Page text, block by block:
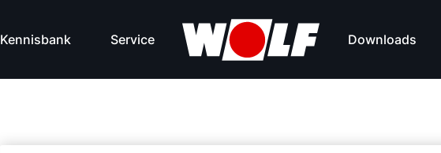
Kennisbank Service Downloads